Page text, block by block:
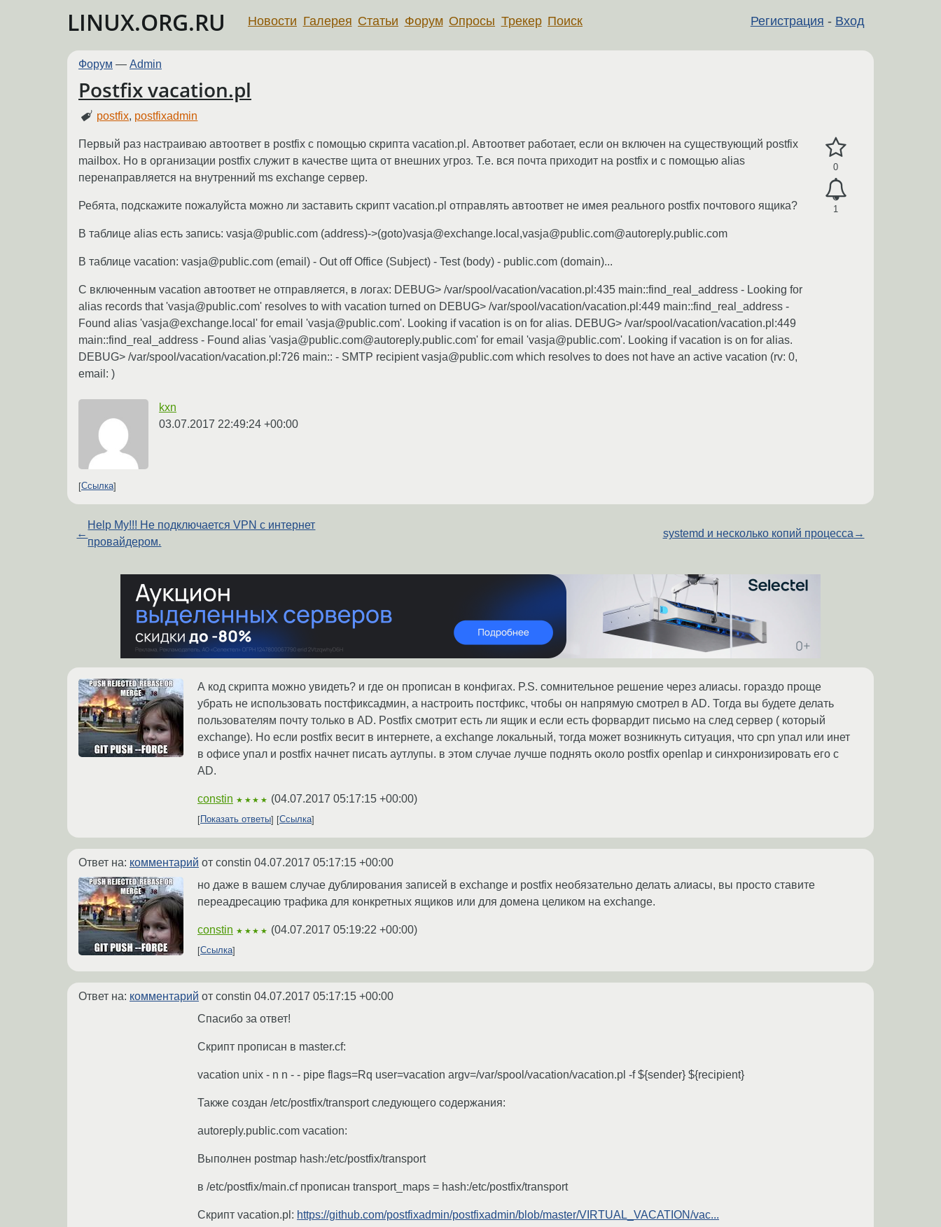
LINUX.ORG.RU Регистрация - Вход
Новости Галерея Статьи Форум Опросы Трекер Поиск
Форум — Admin
Postfix vacation.pl
postfix, postfixadmin
0
1
Первый раз настраиваю автоответ в postfix с помощью скрипта vacation.pl. Автоответ работает, если он включен на существующий postfix
mailbox. Но в организации postfix служит в качестве щита от внешних угроз. Т.е. вся почта приходит на postfix и с помощью alias
перенаправляется на внутренний ms exchange сервер.
Ребята, подскажите пожалуйста можно ли заставить скрипт vacation.pl отправлять автоответ не имея реального postfix почтового ящика?
В таблице alias есть запись: vasja@public.com (address)->(goto)vasja@exchange.local,vasja@public.com@autoreply.public.com
В таблице vacation: vasja@public.com (email) - Out off Office (Subject) - Test (body) - public.com (domain)...
С включенным vacation автоответ не отправляется, в логах: DEBUG> /var/spool/vacation/vacation.pl:435 main::find_real_address - Looking for
alias records that 'vasja@public.com' resolves to with vacation turned on DEBUG> /var/spool/vacation/vacation.pl:449 main::find_real_address -
Found alias 'vasja@exchange.local' for email 'vasja@public.com'. Looking if vacation is on for alias. DEBUG> /var/spool/vacation/vacation.pl:449
main::find_real_address - Found alias 'vasja@public.com@autoreply.public.com' for email 'vasja@public.com'. Looking if vacation is on for alias.
DEBUG> /var/spool/vacation/vacation.pl:726 main:: - SMTP recipient vasja@public.com which resolves to does not have an active vacation (rv: 0,
email: )
kxn
03.07.2017 22:49:24 +00:00
Ссылка
←
Help My!!! Не подключается VPN с интернет
провайдером.
systemd и несколько копий процесса →
А код скрипта можно увидеть? и где он прописан в конфигах. P.S. сомнительное решение через алиасы. гораздо проще
убрать не использовать постфиксадмин, а настроить постфикс, чтобы он напрямую смотрел в AD. Тогда вы будете делать
пользователям почту только в AD. Postfix смотрит есть ли ящик и если есть форвардит письмо на след сервер ( который
exchange). Но если postfix весит в интернете, а exchange локальный, тогда может возникнуть ситуация, что cpn упал или инет
в офисе упал и postfix начнет писать аутлупы. в этом случае лучше поднять около postfix openlap и синхронизировать его с
AD.
constin ★★★★ (04.07.2017 05:17:15 +00:00)
Показать ответы Ссылка
Ответ на: комментарий от constin 04.07.2017 05:17:15 +00:00
но даже в вашем случае дублирования записей в exchange и postfix необязательно делать алиасы, вы просто ставите
переадресацию трафика для конкретных ящиков или для домена целиком на exchange.
constin ★★★★ (04.07.2017 05:19:22 +00:00)
Ссылка
Ответ на: комментарий от constin 04.07.2017 05:17:15 +00:00
Спасибо за ответ!
Скрипт прописан в master.cf:
vacation unix - n n - - pipe flags=Rq user=vacation argv=/var/spool/vacation/vacation.pl -f ${sender} ${recipient}
Также создан /etc/postfix/transport следующего содержания:
autoreply.public.com vacation:
Выполнен postmap hash:/etc/postfix/transport
в /etc/postfix/main.cf прописан transport_maps = hash:/etc/postfix/transport
Скрипт vacation.pl: https://github.com/postfixadmin/postfixadmin/blob/master/VIRTUAL_VACATION/vac...